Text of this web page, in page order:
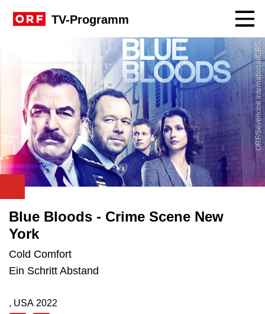
TV-Programm
ORF/Sevenone International/CBS
Blue Bloods - Crime Scene New
York
Cold Comfort
Ein Schritt Abstand
Produktionsland: USA
, USA
Produktionsjahr: 2022
2022